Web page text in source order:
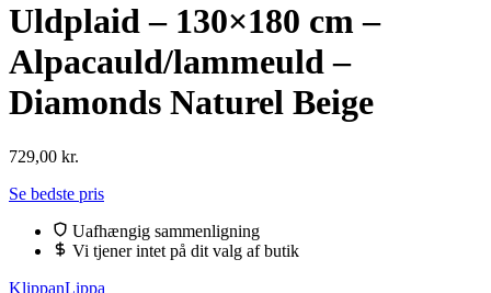
Uldplaid – 130×180 cm –
Alpacauld/lammeuld –
Diamonds Naturel Beige
729,00 kr.
Se bedste pris
Uafhængig sammenligning
Vi tjener intet på dit valg af butik
KlippanLippa